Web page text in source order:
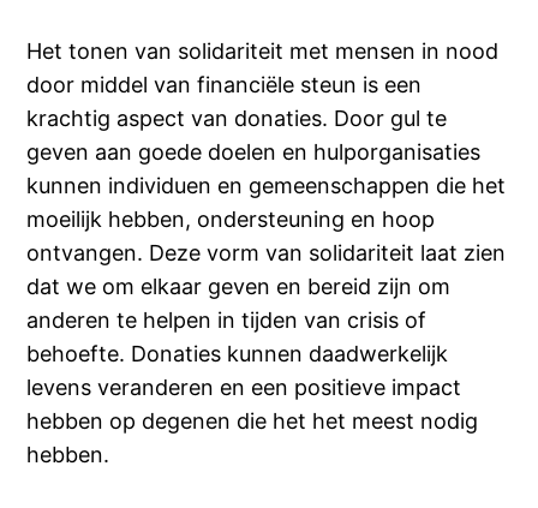
Het tonen van solidariteit met mensen in nood
door middel van financiële steun is een
krachtig aspect van donaties. Door gul te
geven aan goede doelen en hulporganisaties
kunnen individuen en gemeenschappen die het
moeilijk hebben, ondersteuning en hoop
ontvangen. Deze vorm van solidariteit laat zien
dat we om elkaar geven en bereid zijn om
anderen te helpen in tijden van crisis of
behoefte. Donaties kunnen daadwerkelijk
levens veranderen en een positieve impact
hebben op degenen die het het meest nodig
hebben.